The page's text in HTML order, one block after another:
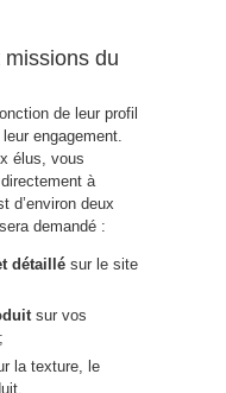
du
de leur profil
engagement.
élus, vous
à
d’environ deux
demandé :
détaillé sur le site
sur vos
la texture, le